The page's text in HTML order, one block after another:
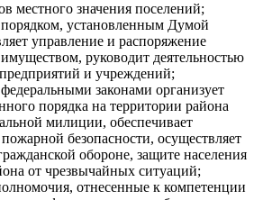
местного значения поселений;
порядком, установленным Думой
управление и распоряжение
руководит деятельностью
и учреждений;
законами организует
порядка на территории района
милиции, обеспечивает
безопасности, осуществляет
обороне, защите населения
от чрезвычайных ситуаций;
отнесенные к компетенции